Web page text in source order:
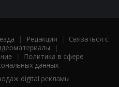
| Редакция | Связаться с
|
|
Политика в сфере
данных
digital рекламы